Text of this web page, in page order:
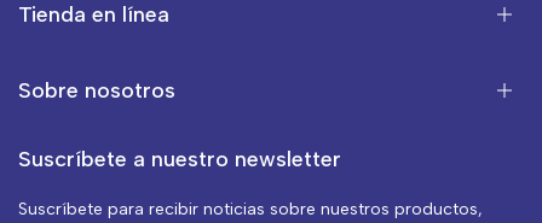
Tienda en línea
Sobre nosotros
Suscríbete a nuestro newsletter
Suscríbete para recibir noticias sobre nuestros productos,